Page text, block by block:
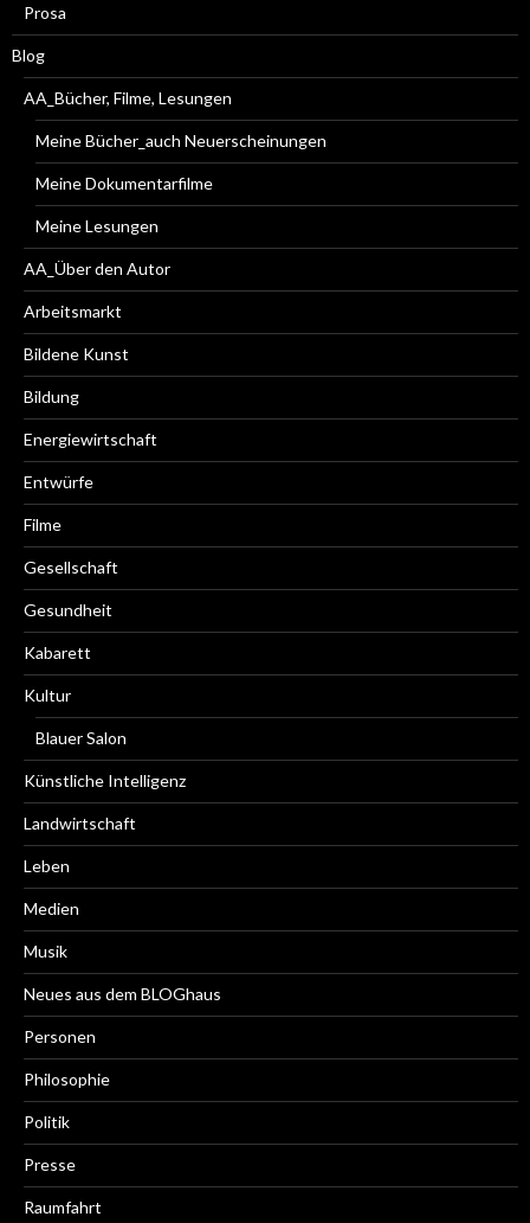
Prosa
Blog
AA_Bücher, Filme, Lesungen
Meine Bücher_auch Neuerscheinungen
Meine Dokumentarfilme
Meine Lesungen
AA_Über den Autor
Arbeitsmarkt
Bildene Kunst
Bildung
Energiewirtschaft
Entwürfe
Filme
Gesellschaft
Gesundheit
Kabarett
Kultur
Blauer Salon
Künstliche Intelligenz
Landwirtschaft
Leben
Medien
Musik
Neues aus dem BLOGhaus
Personen
Philosophie
Politik
Presse
Raumfahrt